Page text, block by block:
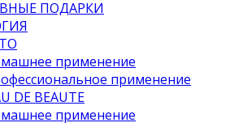
ПОДАРКИ
применение
применение
DE BEAUTE
применение